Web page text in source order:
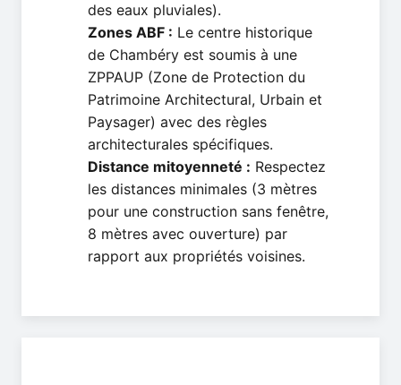
des eaux pluviales).
Zones ABF : Le centre historique
de Chambéry est soumis à une
ZPPAUP (Zone de Protection du
Patrimoine Architectural, Urbain et
Paysager) avec des règles
architecturales spécifiques.
Distance mitoyenneté : Respectez
les distances minimales (3 mètres
pour une construction sans fenêtre,
8 mètres avec ouverture) par
rapport aux propriétés voisines.